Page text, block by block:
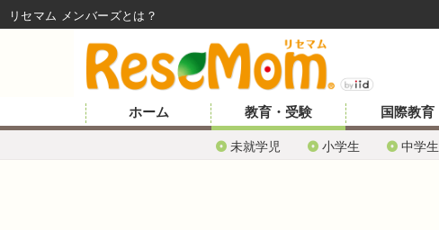
ホーム 教育・受験
未就学児 小学生 中学生
国際教育
リセマム メンバーズ